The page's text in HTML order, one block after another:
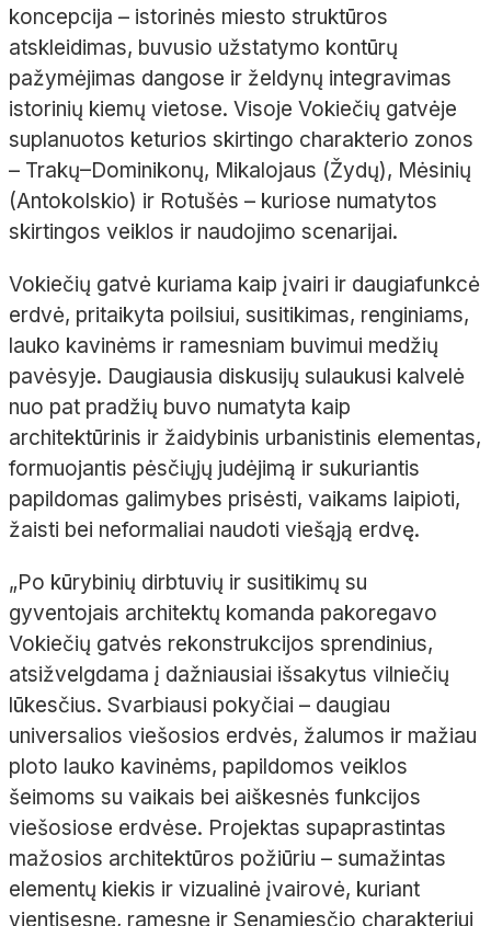
koncepcija – istorinės miesto struktūros
atskleidimas, buvusio užstatymo kontūrų
pažymėjimas dangose ir želdynų integravimas
istorinių kiemų vietose. Visoje Vokiečių gatvėje
suplanuotos keturios skirtingo charakterio zonos
– Trakų–Dominikonų, Mikalojaus (Žydų), Mėsinių
(Antokolskio) ir Rotušės – kuriose numatytos
skirtingos veiklos ir naudojimo scenarijai.
Vokiečių gatvė kuriama kaip įvairi ir daugiafunkcė
erdvė, pritaikyta poilsiui, susitikimas, renginiams,
lauko kavinėms ir ramesniam buvimui medžių
pavėsyje. Daugiausia diskusijų sulaukusi kalvelė
nuo pat pradžių buvo numatyta kaip
architektūrinis ir žaidybinis urbanistinis elementas,
formuojantis pėsčiųjų judėjimą ir sukuriantis
papildomas galimybes prisėsti, vaikams laipioti,
žaisti bei neformaliai naudoti viešąją erdvę.
„Po kūrybinių dirbtuvių ir susitikimų su
gyventojais architektų komanda pakoregavo
Vokiečių gatvės rekonstrukcijos sprendinius,
atsižvelgdama į dažniausiai išsakytus vilniečių
lūkesčius. Svarbiausi pokyčiai – daugiau
universalios viešosios erdvės, žalumos ir mažiau
ploto lauko kavinėms, papildomos veiklos
šeimoms su vaikais bei aiškesnės funkcijos
viešosiose erdvėse. Projektas supaprastintas
mažosios architektūros požiūriu – sumažintas
elementų kiekis ir vizualinė įvairovė, kuriant
vientisesnę, ramesnę ir Senamiesčio charakteriui